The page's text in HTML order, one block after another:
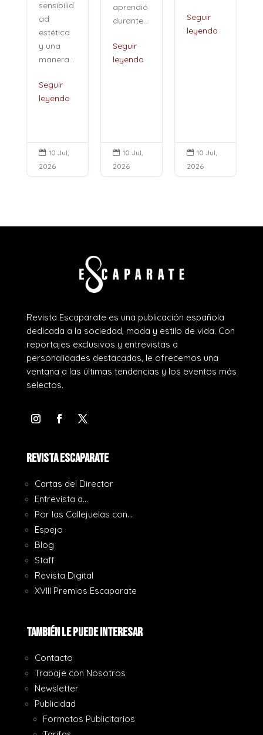
aprendió
durante...
Seguir
leyendo
 10 Jul,
2026
Seguir
 10 Jul,
2026
de...
 10 Jul,
2026
Revista Escaparate es una publicación española
dedicada a la sociedad, moda y estilo de vida. Con
reportajes exclusivos y entrevistas a
personalidades destacadas, le ofrecemos una
ventana a las últimas tendencias y los eventos más
selectos.
REVISTA ESCAPARATE
Cartas del Director
Entrevista a…
Por las Callejuelas con…
Espejo
Blog
Staff
Revista Digital
XVIII Premios Escaparate
También le puede interesar
Contacto
Trabaje con Nosotros
Newsletter
Publicidad
Formatos Publicitarios